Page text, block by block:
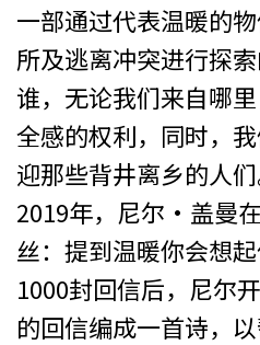
一部通过代表温暖的
所及逃离冲突进行探
谁，无论我们来自哪
全感的权利，同时，
迎那些背井离乡的人们
2019年，尼尔·盖曼
丝：提到温暖你会想
1000封回信后，尼尔
的回信编成一首诗，